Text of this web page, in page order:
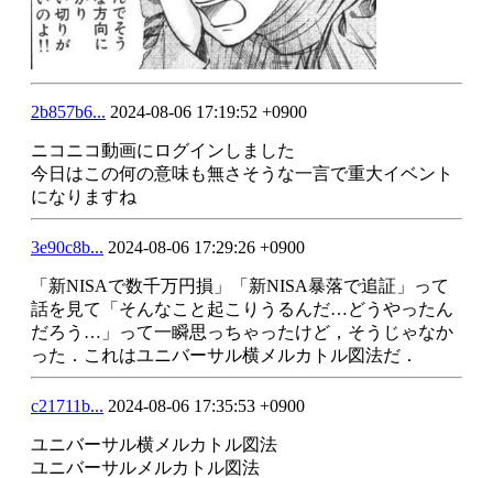
2b857b6... 2024-08-06 17:19:52 +0900
ニコニコ動画にログインしました
今日はこの何の意味も無さそうな一言で重大イベント
になりますね
3e90c8b... 2024-08-06 17:29:26 +0900
「新NISAで数千万円損」「新NISA暴落で追証」って
話を見て「そんなこと起こりうるんだ…どうやったん
だろう…」って一瞬思っちゃったけど，そうじゃなか
った．これはユニバーサル横メルカトル図法だ．
c21711b... 2024-08-06 17:35:53 +0900
ユニバーサル横メルカトル図法
ユニバーサルメルカトル図法